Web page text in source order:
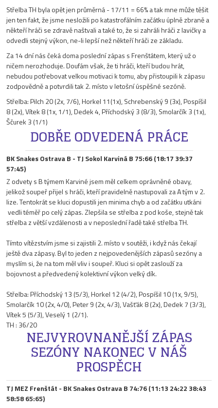
Střelba TH byla opět jen průměrná - 17/11 = 66% a tak mne může těšit
jen ten fakt, že jsme nesložili po katastrofálním začátku úplně zbraně a
někteří hráči se zdravě naštvali a také to, že si zahráli hráči z lavičky a
odvedli stejný výkon, ne-li lepší než někteří hráči ze základu.
Za 14 dní nás čeká doma poslední zápas s Frenštátem, který už o
ničem nerozhoduje. Doufám však, že ti hráči, kteří budou hrát,
nebudou potřebovat velkou motivaci k tomu, aby přistoupili k zápasu
zodpovědně a potvrdili tak 2. místo v letošní úspěšné sezóně.
Střelba: Pilch 20 (2x, 7/6), Horkel 11(1x), Schrebenský 9 (3x), Pospíšil
8 (2x), Vítek 8 (1x, 1/1), Dedek 4, Příchodský 3 (8/3), Smolarčík 3 (1x),
Ščurek 3 (1/1)
DOBŘE ODVEDENÁ PRÁCE
BK Snakes OstravaB - TJ Sokol Karviná B 75:66 (18:17 39:37
57:45)
Z odvety s B týmem Karviné jsem měl celkem oprávněné obavy,
jelikož soupeř přijel s hráči, kteří pravidelně nastupovali za A tým v 2.
lize. Tentokrát se kluci dopustili jen minima chyb a od začátku utkáni
vedli téměř po celý zápas. Zlepšila se střelba z pod koše, stejně tak
střelba z větší vzdálenosti a v neposlední řadě také střelba TH.
Tímto vítězstvím jsme si zajistili 2. místo v soutěži, i když nás čekají
ještě dva zápasy. Byl to jeden z nejpovedenějších zápasů sezóny a
myslím si, že na tom měl vliv i soupeř. Kluci si opět zaslouží za
bojovnost a předvedený kolektivní výkon velký dík.
Střelba: Příchodský 13 (5/3), Horkel 12 (4/2), Pospíšil 10 (1x, 9/5),
Smolarčík 10 (2x, 4/0), Peter 9 (2x, 4/3), Vašťák 8 (2x), Dedek 7 (3/3),
Vítek 5 (5/3), Veselý 1 (2/1).
TH : 36/20
NEJVYROVNANĚJŠÍ ZÁPAS
SEZÓNY NAKONEC V NÁŠ
PROSPĚCH
TJ MEZ Frenštát - BK Snakes Ostrava B 74:76 (11:13 24:22 38:43
58:58 65:65)